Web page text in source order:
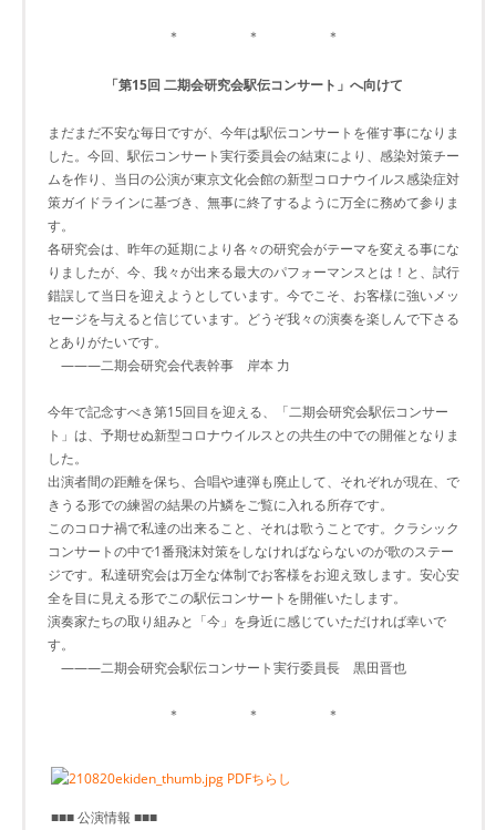
＊ ＊ ＊
「第15回 二期会研究会駅伝コンサート」へ向けて
まだまだ不安な毎日ですが、今年は駅伝コンサートを催す事になりま
した。今回、駅伝コンサート実行委員会の結束により、感染対策チー
ムを作り、当日の公演が東京文化会館の新型コロナウイルス感染症対
策ガイドラインに基づき、無事に終了するように万全に務めて参りま
す。
各研究会は、昨年の延期により各々の研究会がテーマを変える事にな
りましたが、今、我々が出来る最大のパフォーマンスとは！と、試行
錯誤して当日を迎えようとしています。今でこそ、お客様に強いメッ
セージを与えると信じています。どうぞ我々の演奏を楽しんで下さる
とありがたいです。
―――二期会研究会代表幹事 岸本 力
今年で記念すべき第15回目を迎える、「二期会研究会駅伝コンサー
ト」は、予期せぬ新型コロナウイルスとの共生の中での開催となりま
した。
出演者間の距離を保ち、合唱や連弾も廃止して、それぞれが現在、で
きうる形での練習の結果の片鱗をご覧に入れる所存です。
このコロナ禍で私達の出来ること、それは歌うことです。クラシック
コンサートの中で1番飛沫対策をしなければならないのが歌のステー
ジです。私達研究会は万全な体制でお客様をお迎え致します。安心安
全を目に見える形でこの駅伝コンサートを開催いたします。
演奏家たちの取り組みと「今」を身近に感じていただければ幸いで
す。
―――二期会研究会駅伝コンサート実行委員長 黒田晋也
＊ ＊ ＊
PDFちらし
■■■ 公演情報 ■■■